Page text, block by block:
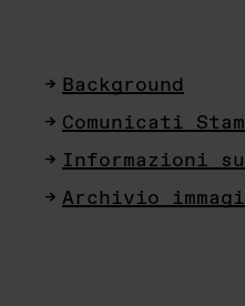
Background
Comunicati
Informazioni
Archivio